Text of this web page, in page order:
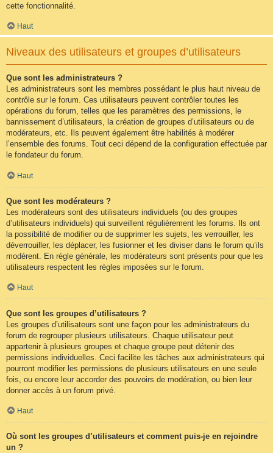
cette fonctionnalité.
Haut
Niveaux des utilisateurs et groupes d’utilisateurs
Que sont les administrateurs ?
Les administrateurs sont les membres possédant le plus haut niveau de
contrôle sur le forum. Ces utilisateurs peuvent contrôler toutes les
opérations du forum, telles que les paramètres des permissions, le
bannissement d’utilisateurs, la création de groupes d’utilisateurs ou de
modérateurs, etc. Ils peuvent également être habilités à modérer
l’ensemble des forums. Tout ceci dépend de la configuration effectuée par
le fondateur du forum.
Haut
Que sont les modérateurs ?
Les modérateurs sont des utilisateurs individuels (ou des groupes
d’utilisateurs individuels) qui surveillent régulièrement les forums. Ils ont
la possibilité de modifier ou de supprimer les sujets, les verrouiller, les
déverrouiller, les déplacer, les fusionner et les diviser dans le forum qu’ils
modèrent. En règle générale, les modérateurs sont présents pour que les
utilisateurs respectent les règles imposées sur le forum.
Haut
Que sont les groupes d’utilisateurs ?
Les groupes d’utilisateurs sont une façon pour les administrateurs du
forum de regrouper plusieurs utilisateurs. Chaque utilisateur peut
appartenir à plusieurs groupes et chaque groupe peut détenir des
permissions individuelles. Ceci facilite les tâches aux administrateurs qui
pourront modifier les permissions de plusieurs utilisateurs en une seule
fois, ou encore leur accorder des pouvoirs de modération, ou bien leur
donner accès à un forum privé.
Haut
Où sont les groupes d’utilisateurs et comment puis-je en rejoindre
un ?